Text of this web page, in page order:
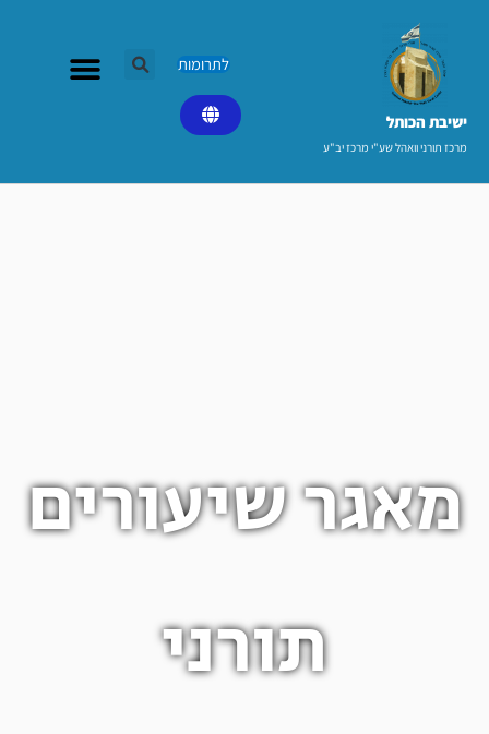
ישיבת הכותל​
מרכז תורני וואהל שע"י מרכז יב"ע
לתרומות
מאגר שיעורים
תורני